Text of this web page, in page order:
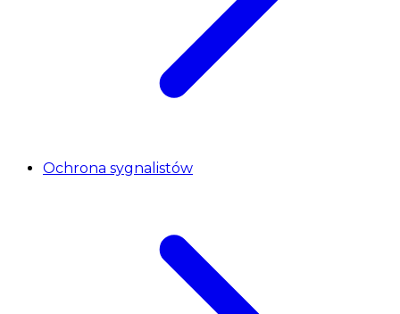
Ochrona sygnalistów